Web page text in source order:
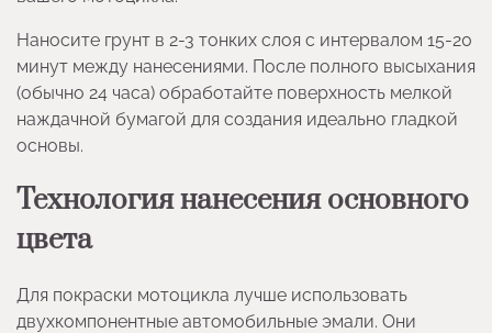
Наносите грунт в 2-3 тонких слоя с интервалом 15-20
минут между нанесениями. После полного высыхания
(обычно 24 часа) обработайте поверхность мелкой
наждачной бумагой для создания идеально гладкой
основы.
Технология нанесения основного
цвета
Для покраски мотоцикла лучше использовать
двухкомпонентные автомобильные эмали. Они